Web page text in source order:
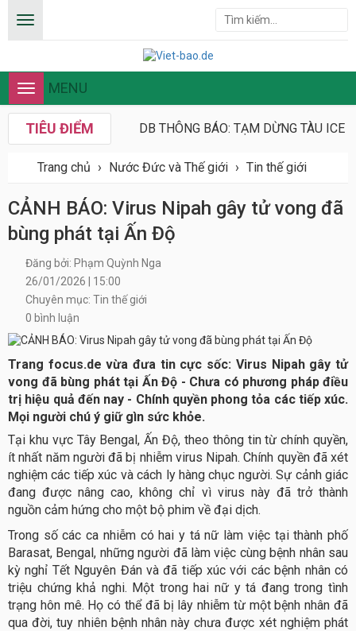
Toggle
navigation
MENU
TIÊU ĐIỂM DB THÔNG BÁO: TẠM DỪNG TÀU
Trang chủ › Nước Đức và Thế giới › Tin thế giới
CẢNH BÁO: Virus Nipah gây tử vong đã
bùng phát tại Ấn Độ
Đăng bởi: Phạm Quỳnh Nga
26/01/2026 | 15:00
Chuyên mục: Tin thế giới
0 bình luận
Trang focus.de vừa đưa tin cực sốc: Virus Nipah gây tử
vong đã bùng phát tại Ấn Độ - Chưa có phương pháp điều
trị hiệu quả đến nay - Chính quyền phong tỏa các tiếp xúc.
Mọi người chú ý giữ gìn sức khỏe.
Tại khu vực Tây Bengal, Ấn Độ, theo thông tin từ chính quyền,
ít nhất năm người đã bị nhiễm virus Nipah. Chính quyền đã xét
nghiệm các tiếp xúc và cách ly hàng chục người. Sự cảnh giác
đang được nâng cao, không chỉ vì virus này đã trở thành
nguồn cảm hứng cho một bộ phim về đại dịch.
Trong số các ca nhiễm có hai y tá nữ làm việc tại thành phố
Barasat, Bengal, những người đã làm việc cùng bệnh nhân sau
kỳ nghỉ Tết Nguyên Đán và đã tiếp xúc với các bệnh nhân có
triệu chứng khả nghi. Một trong hai nữ y tá đang trong tình
trạng hôn mê. Họ có thể đã bị lây nhiễm từ một bệnh nhân đã
qua đời, tuy nhiên bệnh nhân này chưa được xét nghiệm phát